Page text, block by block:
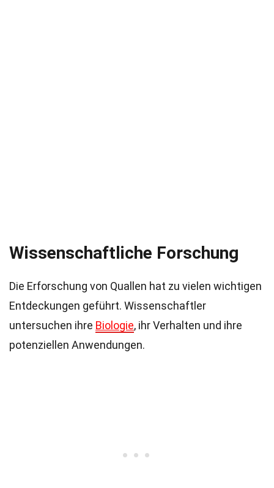
Wissenschaftliche Forschung
Die Erforschung von Quallen hat zu vielen wichtigen
Entdeckungen geführt. Wissenschaftler
untersuchen ihre Biologie, ihr Verhalten und ihre
potenziellen Anwendungen.